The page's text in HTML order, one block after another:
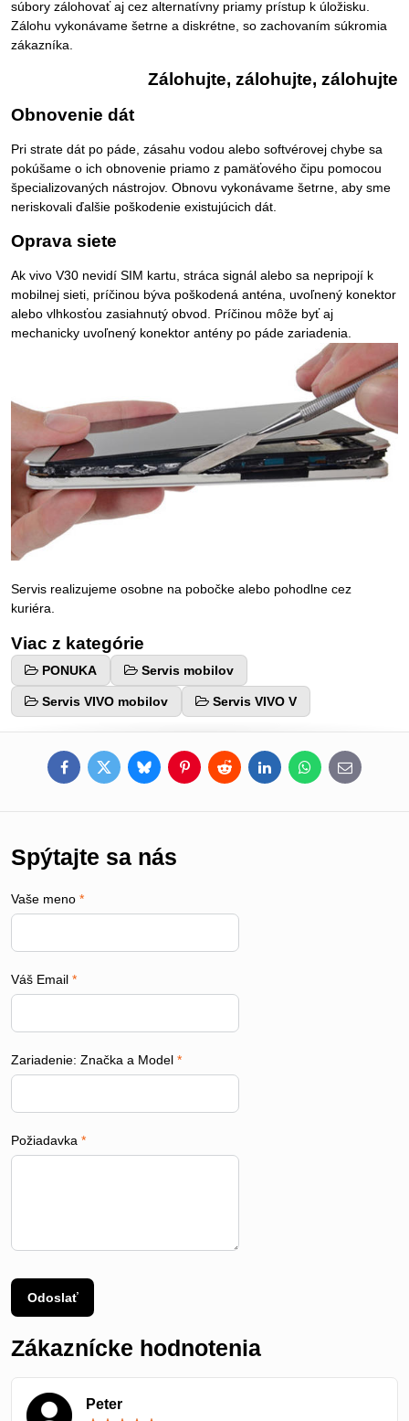
súbory zálohovať aj cez alternatívny priamy prístup k úložisku.
Zálohu vykonávame šetrne a diskrétne, so zachovaním súkromia
zákazníka.
Zálohujte, zálohujte, zálohujte
Obnovenie dát
Pri strate dát po páde, zásahu vodou alebo softvérovej chybe sa
pokúšame o ich obnovenie priamo z pamäťového čipu pomocou
špecializovaných nástrojov. Obnovu vykonávame šetrne, aby sme
neriskovali ďalšie poškodenie existujúcich dát.
Oprava siete
Ak vivo V30 nevidí SIM kartu, stráca signál alebo sa nepripojí k
mobilnej sieti, príčinou býva poškodená anténa, uvoľnený konektor
alebo vlhkosťou zasiahnutý obvod. Príčinou môže byť aj
mechanicky uvoľnený konektor antény po páde zariadenia.
Servis realizujeme osobne na pobočke alebo pohodlne cez
kuriéra.
Viac z kategórie
PONUKA Servis mobilov
Servis VIVO mobilov Servis VIVO V
FacebookTwitterBlueskyPinterestRedditLinkedInWhatsApp
E-
mail
Spýtajte sa nás
Vaše meno *
Váš Email *
Zariadenie: Značka a Model *
Požiadavka *
Odoslať
Zákaznícke hodnotenia
Peter